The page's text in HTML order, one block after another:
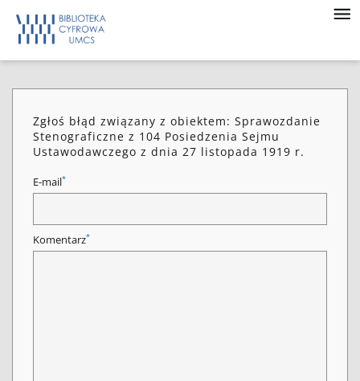
Zgłoś błąd związany z obiektem: Sprawozdanie
Stenograficzne z 104 Posiedzenia Sejmu
Ustawodawczego z dnia 27 listopada 1919 r.
E-mail*
Komentarz*